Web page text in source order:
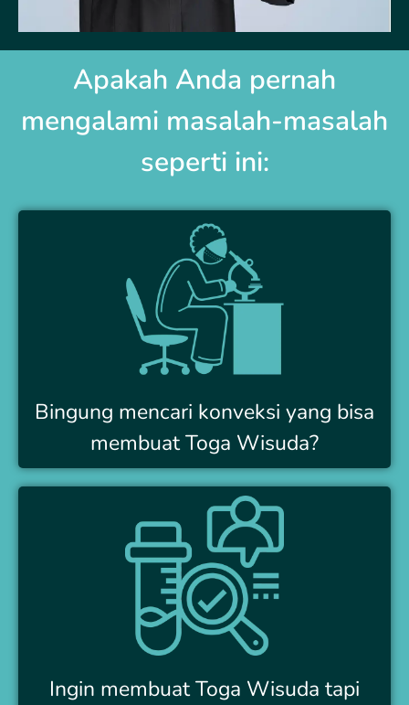
Apakah Anda pernah
mengalami masalah-masalah
seperti ini:
Bingung mencari konveksi yang bisa
membuat Toga Wisuda?
Ingin membuat Toga Wisuda tapi